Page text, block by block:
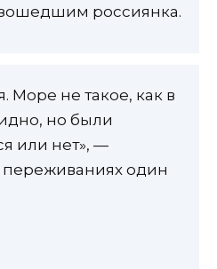
россиянка.
Море не такое, как в
но были
или нет», —
переживаниях один